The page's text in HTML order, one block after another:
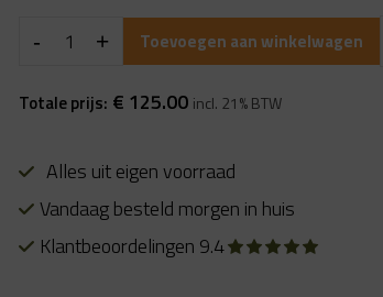
Toevoegen aan winkelwagen
Totale prijs: € 125.00 incl. 21% BTW
Alles uit eigen voorraad
Vandaag besteld morgen in huis
Klantbeoordelingen 9.4